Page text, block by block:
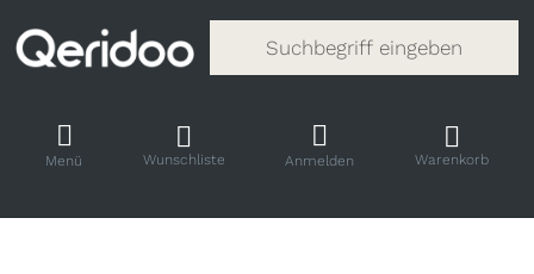
Menü Wunschliste Anmelden Warenkorb